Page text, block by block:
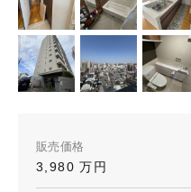
販売価格
3,980 万円